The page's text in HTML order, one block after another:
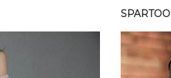
SPARTOO